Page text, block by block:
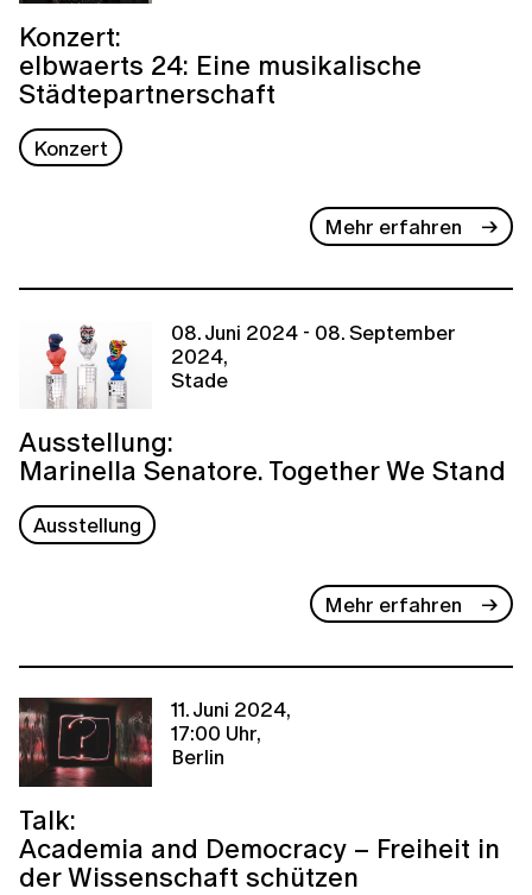
Konzert:
elbwaerts 24: Eine musikalische
Städtepartnerschaft
Konzert
Mehr erfahren
08. Juni 2024 - 08. September
2024,
Stade
Ausstellung:
Marinella Senatore. Together We Stand
Ausstellung
Mehr erfahren
11. Juni 2024,
17:00 Uhr,
Berlin
Talk:
Academia and Democracy – Freiheit in
der Wissenschaft schützen